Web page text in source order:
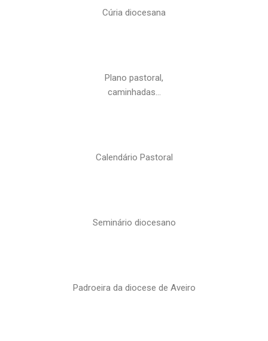
Cúria diocesana
Plano pastoral,
caminhadas…
Calendário Pastoral
Seminário diocesano
Padroeira da diocese de Aveiro